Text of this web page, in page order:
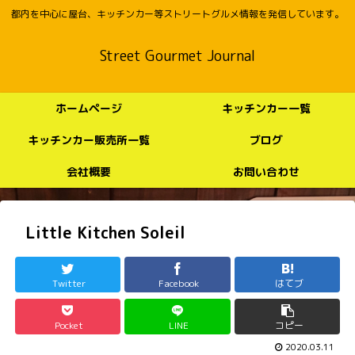
都内を中心に屋台、キッチンカー等ストリートグルメ情報を発信しています。
Street Gourmet Journal
ホームページ キッチンカー一覧
キッチンカー販売所一覧 ブログ
会社概要 お問い合わせ
Little Kitchen Soleil
Twitter Facebook はてブ
Pocket LINE コピー
2020.03.11